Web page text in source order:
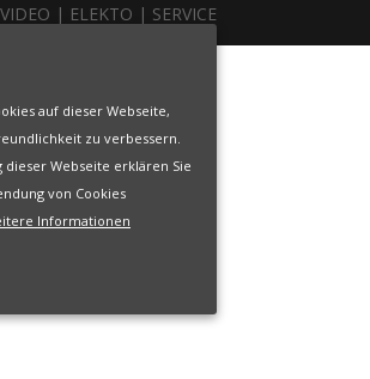
| ELEKTO | SERVICE
auf dieser Webseite,
zu verbessern.
dieser Webseite erklären Sie
von Cookies
Informationen